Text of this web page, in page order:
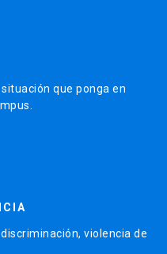
que ponga en
violencia de